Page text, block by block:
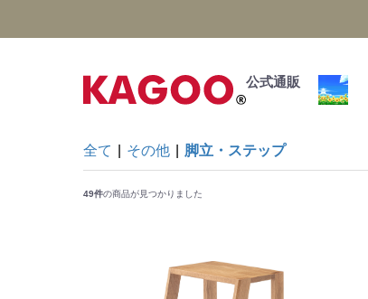
公式通販
全て その他 脚立・ステップ
49件の商品が見つかりました